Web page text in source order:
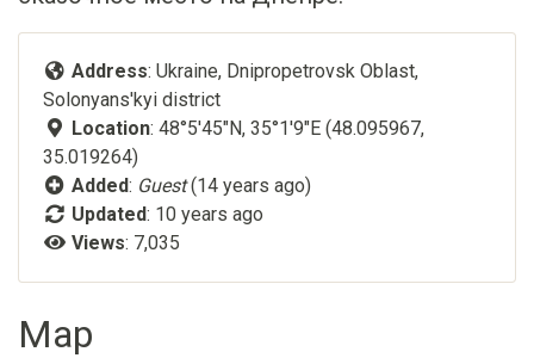
Address: Ukraine, Dnipropetrovsk Oblast,
Solonyans'kyi district
Location: 48°5'45"N, 35°1'9"E (48.095967,
35.019264)
Added: Guest(14 years ago)
Updated: 10 years ago
Views: 7,035
Map